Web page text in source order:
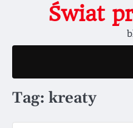
Świat
Tag: kreaty